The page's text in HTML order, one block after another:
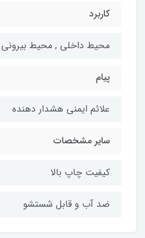
کاربرد
محیط داخلی , محیط بیرونی
پیام
علائم ایمنی هشدار دهنده
سایر مشخصات
کیفیت چاپ بالا
ضد آب و قابل شستشو